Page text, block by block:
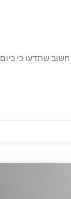
שתדעו כי כיום